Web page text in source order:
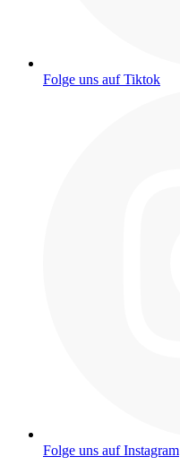
Folge uns auf Tiktok
Folge uns auf Instagram